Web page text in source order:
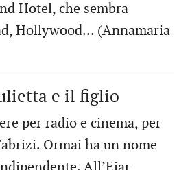
Hotel, che sembra
Hollywood… (Annamaria
e il figlio
per radio e cinema, per
Ormai ha un nome